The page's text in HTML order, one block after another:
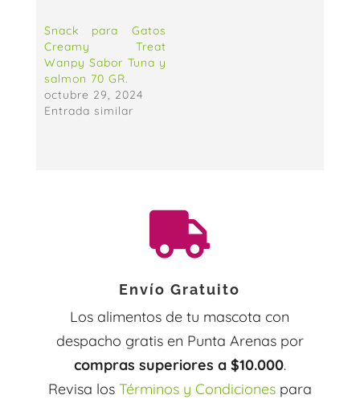
Snack para Gatos
Creamy Treat
Wanpy Sabor Tuna y
salmon 70 GR.
octubre 29, 2024
Entrada similar

Envío Gratuito
Los alimentos de tu mascota con
despacho gratis en Punta Arenas por
compras superiores a $10.000.
Revisa los Términos y Condicionespara